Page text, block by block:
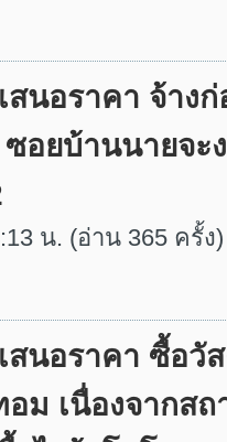
สนอราคา จ้าง
อยบ้านนายจะ
น. (อ่าน 365 ครั้ง)
สนอราคา ซื้อวั
อม เนื่องจากส